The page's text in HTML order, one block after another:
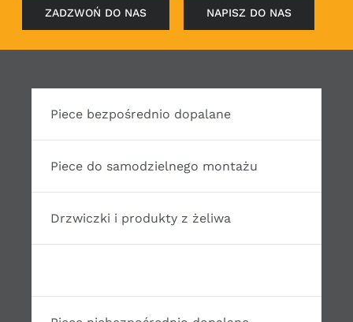
ZADZWOŃ DO NAS NAPISZ DO NAS
Piece bezpośrednio dopalane
Piece do samodzielnego montażu
Drzwiczki i produkty z żeliwa